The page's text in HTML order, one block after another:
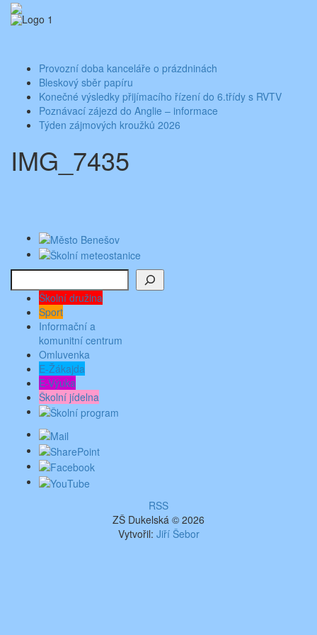
SkipAktuality ze školy
Základní škola Benešov, Dukelská 1818
Provozní doba kanceláře o prázdninách
Bleskový sběr papíru
Konečné výsledky přijímacího řízení do 6.třídy s RVTV
Poznávací zájezd do Anglie – informace
Týden zájmových kroužků 2026
IMG_7435
Hledat
Školní družina
Sport
Informační a
komunitní centrum
Omluvenka
E-Žákajda
E-Výuka
Školní jídelna
RSS
ZŠ Dukelská © 2026
Vytvořil: Jiří Šebor